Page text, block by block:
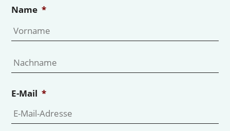
Name *
E-Mail *